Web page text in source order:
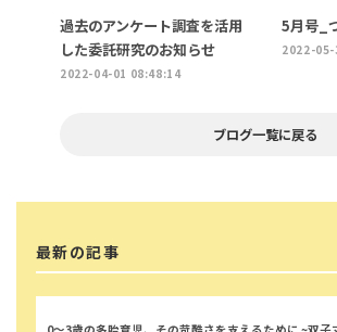
過去のアンケート調査を活用
した委託研究のお知らせ
2022-04-01 08:48:14
5月号_
2022-
ブログ一覧に戻る
最新の記事